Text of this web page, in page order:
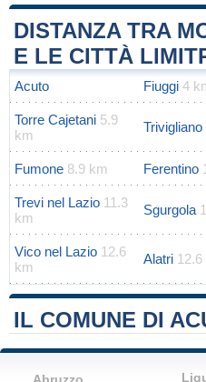
+
−
DISTANZA TRA
E LE CITTÀ
Acuto Fiuggi 4
Torre Cajetani 5.9
km
Trivigliano
Fumone 8.9 km Ferentino
Trevi nel Lazio 11.3
km
Sgurgola
Vico nel Lazio 12.6
km
Alatri
IL COMUNE DI